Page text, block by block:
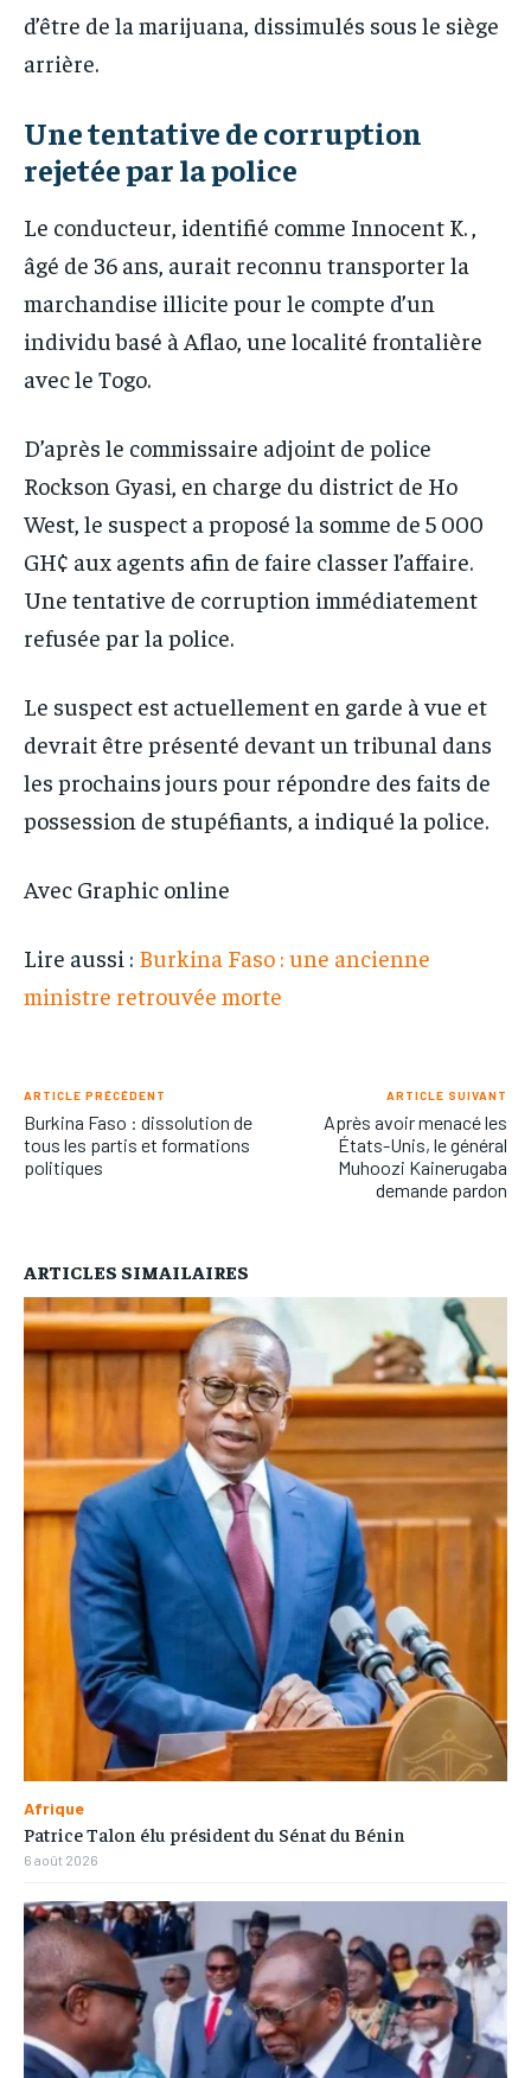
d’être de la marijuana, dissimulés sous le siège
arrière.
Une tentative de corruption
rejetée par la police
Le conducteur, identifié comme Innocent K. ,
âgé de 36 ans, aurait reconnu transporter la
marchandise illicite pour le compte d’un
individu basé à Aflao, une localité frontalière
avec le Togo.
D’après le commissaire adjoint de police
Rockson Gyasi, en charge du district de Ho
West, le suspect a proposé la somme de 5 000
GH¢ aux agents afin de faire classer l’affaire.
Une tentative de corruption immédiatement
refusée par la police.
Le suspect est actuellement en garde à vue et
devrait être présenté devant un tribunal dans
les prochains jours pour répondre des faits de
possession de stupéfiants, a indiqué la police.
Avec Graphic online
Lire aussi : Burkina Faso : une ancienne
ministre retrouvée morte
ARTICLE PRÉCÉDENT
Burkina Faso : dissolution de
tous les partis et formations
politiques
ARTICLE SUIVANT
Après avoir menacé les
États-Unis, le général
Muhoozi Kainerugaba
demande pardon
ARTICLES SIMAILAIRES
Afrique
Patrice Talon élu président du Sénat du Bénin
6 août 2026